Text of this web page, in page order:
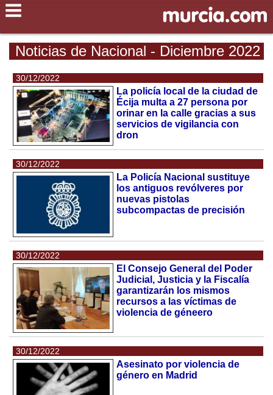
Noticias de Nacional - Diciembre 2022
30/12/2022
La policía local de la ciudad de
Écija multa a 27 persona por
orinar en la calle gracias a sus
servicios de vigilancia con
dron
30/12/2022
La Policía Nacional sustituye
los antiguos revólveres por
nuevas pistolas
subcompactas de precisión
30/12/2022
El Consejo General del Poder
Judicial, Justicia y la Fiscalía
garantizarán los mismos
recursos a las víctimas de
violencia de géneero
30/12/2022
Asesinato por violencia de
género en Madrid